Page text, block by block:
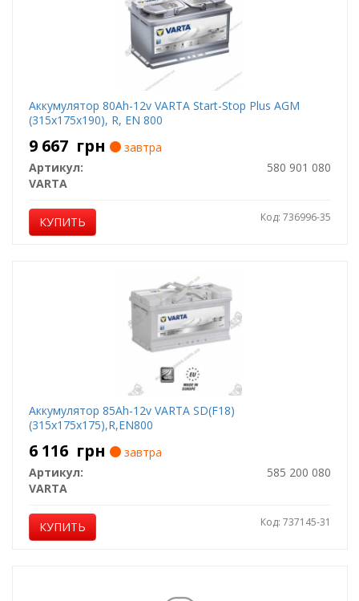
Аккумулятор 80Ah-12v VARTA Start-Stop Plus AGM
(315х175х190), R, EN 800
9 667 грн
завтра
Артикул:
580 901 080
VARTA
КУПИТЬ Код: 736996-35
Аккумулятор 85Ah-12v VARTA SD(F18)
(315х175х175),R,EN800
6 116 грн
завтра
Артикул:
585 200 080
VARTA
КУПИТЬ Код: 737145-31